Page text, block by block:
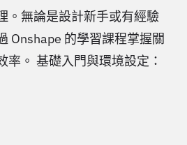
。無論是設計新手或有經驗
Onshape 的學習課程掌握關
率。 基礎入門與環境設定：